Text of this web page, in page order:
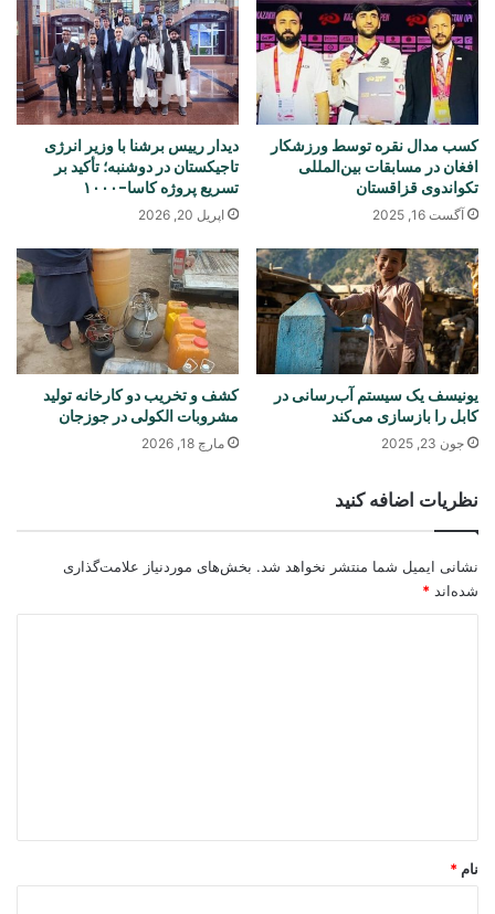
کسب مدال نقره توسط ورزشکار
افغان در مسابقات بین‌المللی
تکواندوی قزاقستان
آگست 16, 2025
دیدار رییس برشنا با وزیر انرژی
تاجیکستان در دوشنبه؛ تأکید بر
تسریع پروژه کاسا-۱۰۰۰
اپریل 20, 2026
یونیسف یک سیستم آب‌رسانی در
کابل را بازسازی می‌کند
جون 23, 2025
کشف و تخریب دو کارخانه تولید
مشروبات الکولی در جوزجان
مارچ 18, 2026
نظریات اضافه کنید
نشانی ایمیل شما منتشر نخواهد شد. بخش‌های موردنیاز علامت‌گذاری
شده‌اند *
نام *